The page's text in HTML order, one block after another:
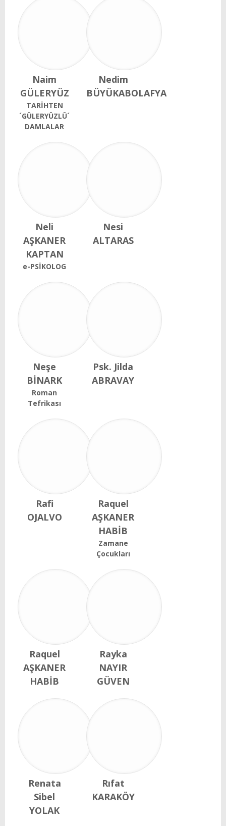
Naim
GÜLERYÜZ
TARİHTEN
´GÜLERYÜZLÜ´
DAMLALAR
Nedim
BÜYÜKABOLAFYA
Neli
AŞKANER
KAPTAN
e-PSİKOLOG
Nesi
ALTARAS
Neşe
BİNARK
Roman
Tefrikası
Psk. Jilda
ABRAVAY
Rafi
OJALVO
Raquel
AŞKANER
HABİB
Zamane
Çocukları
Raquel
AŞKANER
HABİB
Rayka
NAYIR
GÜVEN
Renata
Sibel
YOLAK
Rıfat
KARAKÖY